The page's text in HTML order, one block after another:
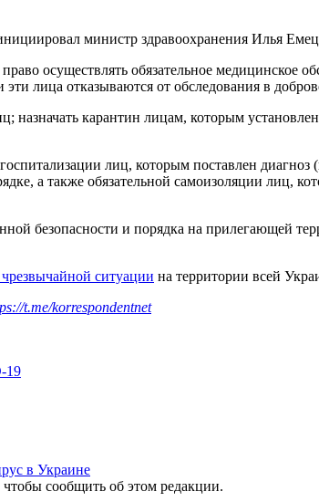
министр здравоохранения Илья
осуществлять обязательное
лица отказываются от обследования в
карантин лицам, которым
лиц, которым поставлен
а также обязательной самоизоляции лиц,
безопасности и порядка на прилегающей
ситуации на территории всей
t.me/korrespondentnet
19
в Украине
сообщить об этом редакции.